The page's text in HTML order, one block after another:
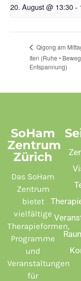
20. August @ 13:30-
Qigong am
Iten (Ruhe •
Entspannung)
SoHam
Zentrum
Zürich
Das SoHam
Zentrum
bietet
vielfältige
Therapieformen,
Programme
und
Veranstaltungen
für